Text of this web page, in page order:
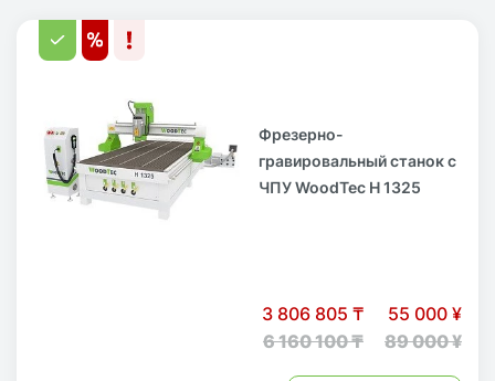
Фрезерно-
гравировальный станок с
ЧПУ WoodTec H 1325
3 806 805 ₸
6 160 100 ₸
55 000 ¥
89 000 ¥